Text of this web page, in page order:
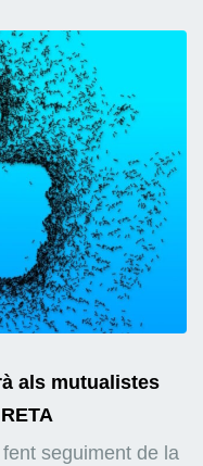
als mutualistes
seguiment de la